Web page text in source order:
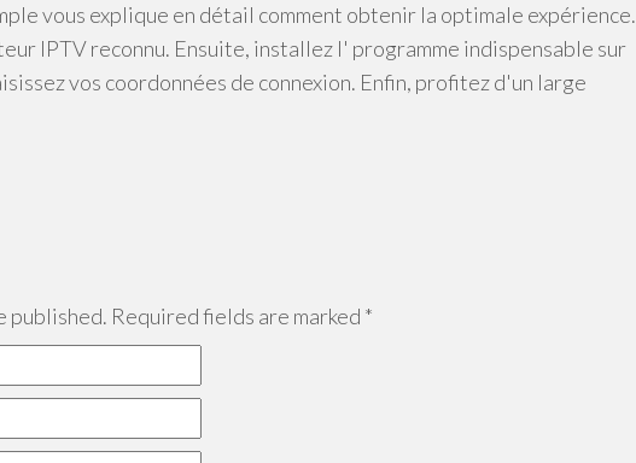
vous explique en détail comment obtenir la optimale expérience.
IPTV reconnu. Ensuite, installez l' programme indispensable sur
vos coordonnées de connexion. Enfin, profitez d'un large
published. Required fields are marked *